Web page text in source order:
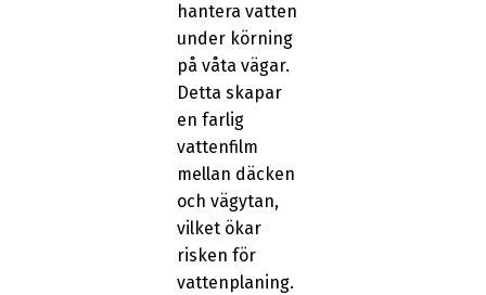
hantera vatten
under körning
på våta vägar.
Detta skapar
en farlig
vattenfilm
mellan däcken
och vägytan,
vilket ökar
risken för
vattenplaning.